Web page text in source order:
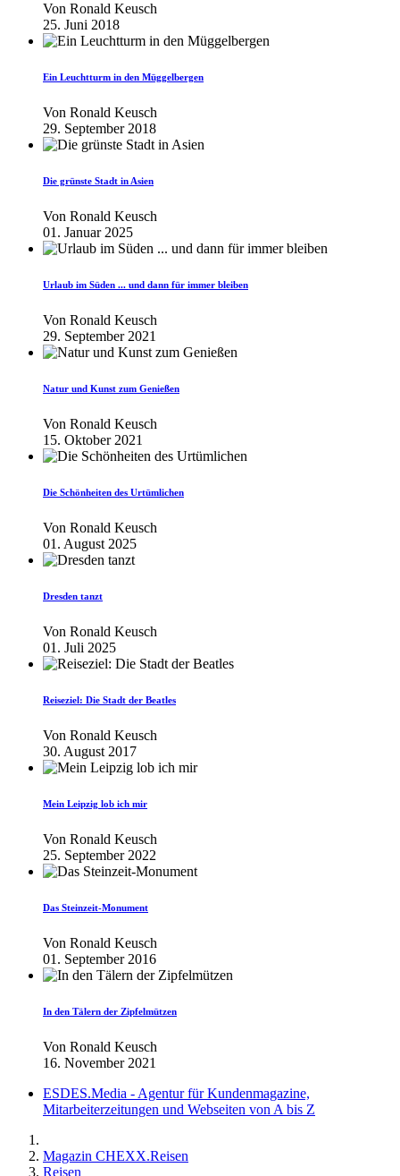
Von Ronald Keusch
25. Juni 2018
Ein Leuchtturm in den Müggelbergen
Von Ronald Keusch
29. September 2018
Die grünste Stadt in Asien
Von Ronald Keusch
01. Januar 2025
Urlaub im Süden ... und dann für immer bleiben
Von Ronald Keusch
29. September 2021
Natur und Kunst zum Genießen
Von Ronald Keusch
15. Oktober 2021
Die Schönheiten des Urtümlichen
Von Ronald Keusch
01. August 2025
Dresden tanzt
Von Ronald Keusch
01. Juli 2025
Reiseziel: Die Stadt der Beatles
Von Ronald Keusch
30. August 2017
Mein Leipzig lob ich mir
Von Ronald Keusch
25. September 2022
Das Steinzeit-Monument
Von Ronald Keusch
01. September 2016
In den Tälern der Zipfelmützen
Von Ronald Keusch
16. November 2021
ESDES.Media - Agentur für Kundenmagazine,
Mitarbeiterzeitungen und Webseiten von A bis Z
Magazin CHEXX.Reisen
Reisen